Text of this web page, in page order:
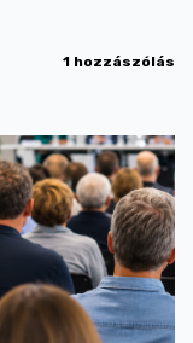
1 hozzászólás